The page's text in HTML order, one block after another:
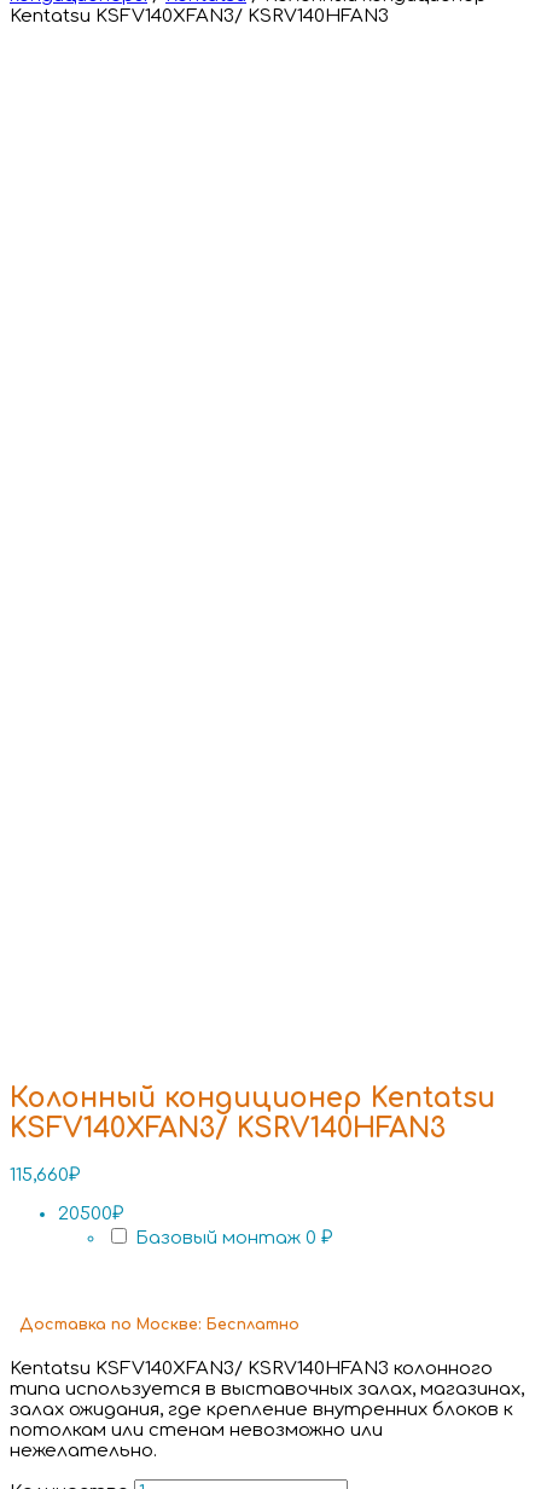
Kentatsu KSFV140XFAN3/ KSRV140HFAN3
Колонный кондиционер Kentatsu
KSFV140XFAN3/ KSRV140HFAN3
115,660₽
20500₽
Базовый монтаж 0 ₽
Доставка по Москве: Бесплатно
Kentatsu KSFV140XFAN3/ KSRV140HFAN3 колонного
типа используется в выставочных залах, магазинах,
залах ожидания, где крепление внутренних блоков к
потолкам или стенам невозможно или
нежелательно.